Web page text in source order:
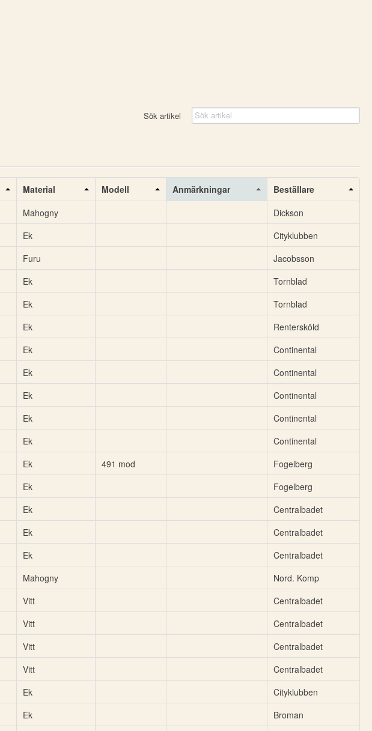
Sök artikel
Material Modell Anmärkningar
Beställare
Mahogny
Dickson
Ek
Cityklubben
Furu
Jacobsson
Ek
Tornblad
Ek
Tornblad
Ek
Rentersköld
Ek
Continental
Ek
Continental
Ek
Continental
Ek
Continental
Ek
Continental
Ek 491 mod
Fogelberg
Ek
Fogelberg
Ek
Centralbadet
Ek
Centralbadet
Ek
Centralbadet
Mahogny
Nord. Komp
Vitt
Centralbadet
Vitt
Centralbadet
Vitt
Centralbadet
Vitt
Centralbadet
Ek
Cityklubben
Ek
Broman